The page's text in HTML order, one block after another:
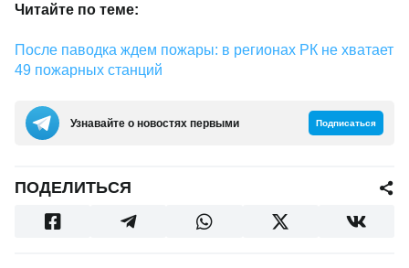
Читайте по теме:
После паводка ждем пожары: в регионах РК не хватает
49 пожарных станций
Узнавайте о новостях первыми Подписаться
ПОДЕЛИТЬСЯ